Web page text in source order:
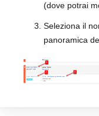
(dove potrai
Seleziona il
panoramica